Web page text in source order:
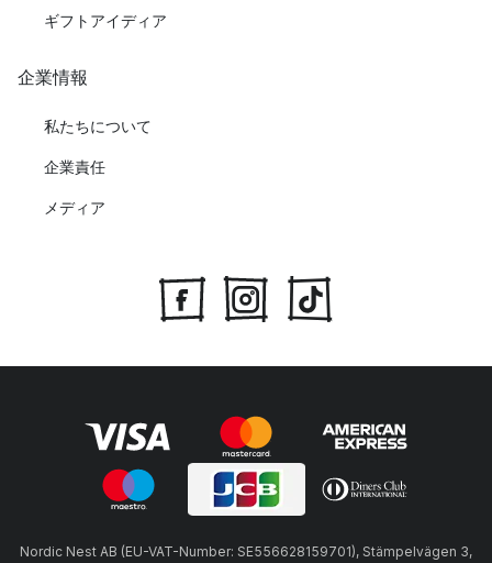
ギフトアイディア
企業情報
私たちについて
企業責任
メディア
Nordic Nest AB (EU-VAT-Number: SE556628159701), Stämpelvägen 3,